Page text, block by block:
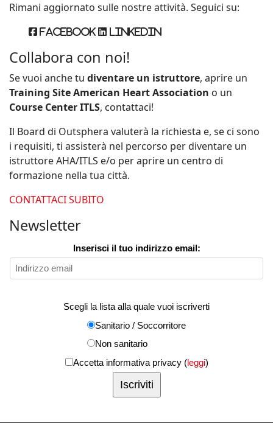
Rimani aggiornato sulle nostre attività. Seguici su:
Facebook Linkedin
Collabora con noi!
Se vuoi anche tu diventare un istruttore, aprire un
Training Site American Heart Association o un
Course Center ITLS, contattaci!
Il Board di Outsphera valuterà la richiesta e, se ci sono
i requisiti, ti assisterà nel percorso per diventare un
istruttore AHA/ITLS e/o per aprire un centro di
formazione nella tua città.
CONTATTACI SUBITO
Newsletter
Inserisci il tuo indirizzo email:
Scegli la lista alla quale vuoi iscriverti
Sanitario / Soccorritore
Non sanitario
Accetta informativa privacy (leggi)